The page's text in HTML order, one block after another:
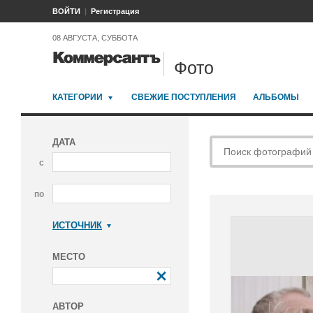
ВОЙТИ Регистрация
08 АВГУСТА, СУББОТА
Фото
КАТЕГОРИИ СВЕЖИЕ ПОСТУПЛЕНИЯ АЛЬБОМЫ
ДАТА
с
по
ИСТОЧНИК
МЕСТО
АВТОР